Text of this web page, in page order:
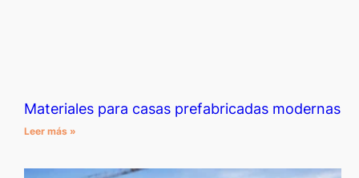
Materiales para casas prefabricadas modernas
Leer más »